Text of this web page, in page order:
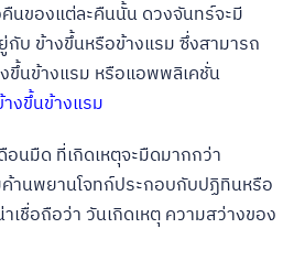
คืนของแต่ละคืนนั้น ดวงจันทร์จะมี
กับ ข้างขึ้นหรือข้างแรม ซึ่งสามารถ
ขึ้นข้างแรม หรือแอพพลิเคชั่น
างขึ้นข้างแรม
อนมืด ที่เกิดเหตุจะมืดมากกว่า
านพยานโจทก์ประกอบกับปฏิทินหรือ
ชื่อถือว่า วันเกิดเหตุ ความสว่างของ